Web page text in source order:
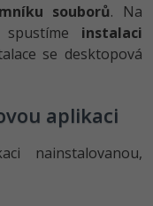
souborů. Na
instalaci
se desktopová
aplikaci
nainstalovanou,